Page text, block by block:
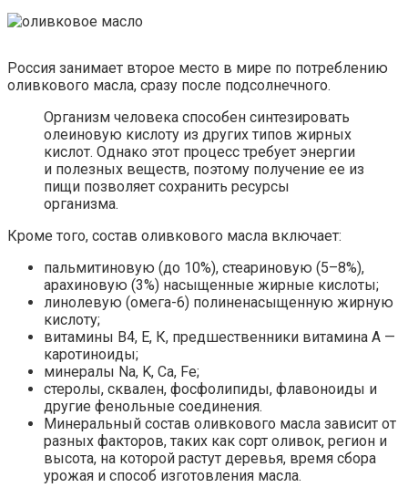
Россия занимает второе место в мире по потреблению
оливкового масла, сразу после подсолнечного.
Организм человека способен синтезировать
олеиновую кислоту из других типов жирных
кислот. Однако этот процесс требует энергии
и полезных веществ, поэтому получение ее из
пищи позволяет сохранить ресурсы
организма.
Кроме того, состав оливкового масла включает:
пальмитиновую (до 10%), стеариновую (5–8%),
арахиновую (3%) насыщенные жирные кислоты;
линолевую (омега-6) полиненасыщенную жирную
кислоту;
витамины В4, Е, К, предшественники витамина А —
каротиноиды;
минералы Na, K, Сa, Fe;
стеролы, сквален, фосфолипиды, флавоноиды и
другие фенольные соединения.
Минеральный состав оливкового масла зависит от
разных факторов, таких как сорт оливок, регион и
высота, на которой растут деревья, время сбора
урожая и способ изготовления масла.